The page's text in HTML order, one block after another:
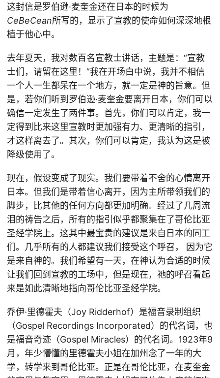
这封信是罗伯逊·麦奎金还在日本的时候为
CeBeCean所写的，显示了宣教的使命如何深深地根
植于他心中。
去年夏天，我对数百名宣教士讲话，主题是：“宣教
士们，请留在这里！”我在开场白中说，我并不相信
一个人一生都呆在一个地方，就一定是神的旨意。但
是，若你们听到罗伯逊·麦奎金要离开日本，你们可以
确信一定发生了两件事。首先，你们可以肯定，我一
定得到比来这里宣教时更加强有力、更清晰的指引，
才这样离去了。其次，你们可以肯定，我认为这是被
降级使用了。
现在，假设变成了现实。我们要带着不舍的心情离开
日本。但我们是带着信心离开，因为主所带领我们的
脚步，比其他的任何方向都更加明确。经过了几周流
泪的祷告之后，所有的指引似乎都聚集在了哥伦比亚
圣经学院上。这其中最宝贵的建议是来自日本的同工
们。几乎所有的人都建议我们接受这个呼召， 因为它
是来自神的。我们希望有一天，在神认为合适的时候
让我们回到宣教的工场中，但是现在，祂的呼召看起
来是如此清晰地指向哥伦比亚圣经学院。
乔伊·里德霍夫（Joy Ridderhof）是福音录制组织
（Gospel Recordings Incorporated）的代名词，也
是福音奇迹（Gospel Miracles）的代名词。1923年9
月，年少懵懂的里德霍夫小姐在加州念了一年的大
学，转学来到哥伦比亚。正是在哥伦比亚，在麦奎金